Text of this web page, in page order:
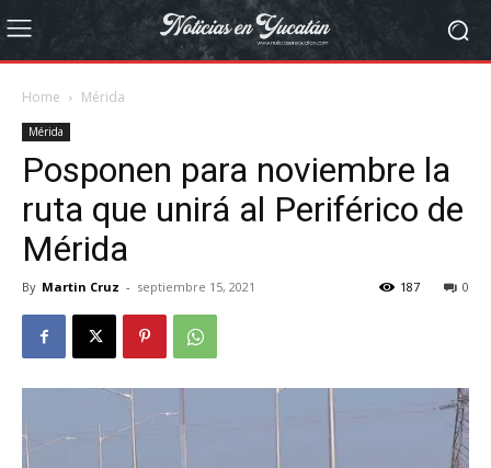
Home Mérida
Mérida
Posponen para noviembre la
ruta que unirá al Periférico de
Mérida
By Martin Cruz - septiembre 15, 2021 0
187